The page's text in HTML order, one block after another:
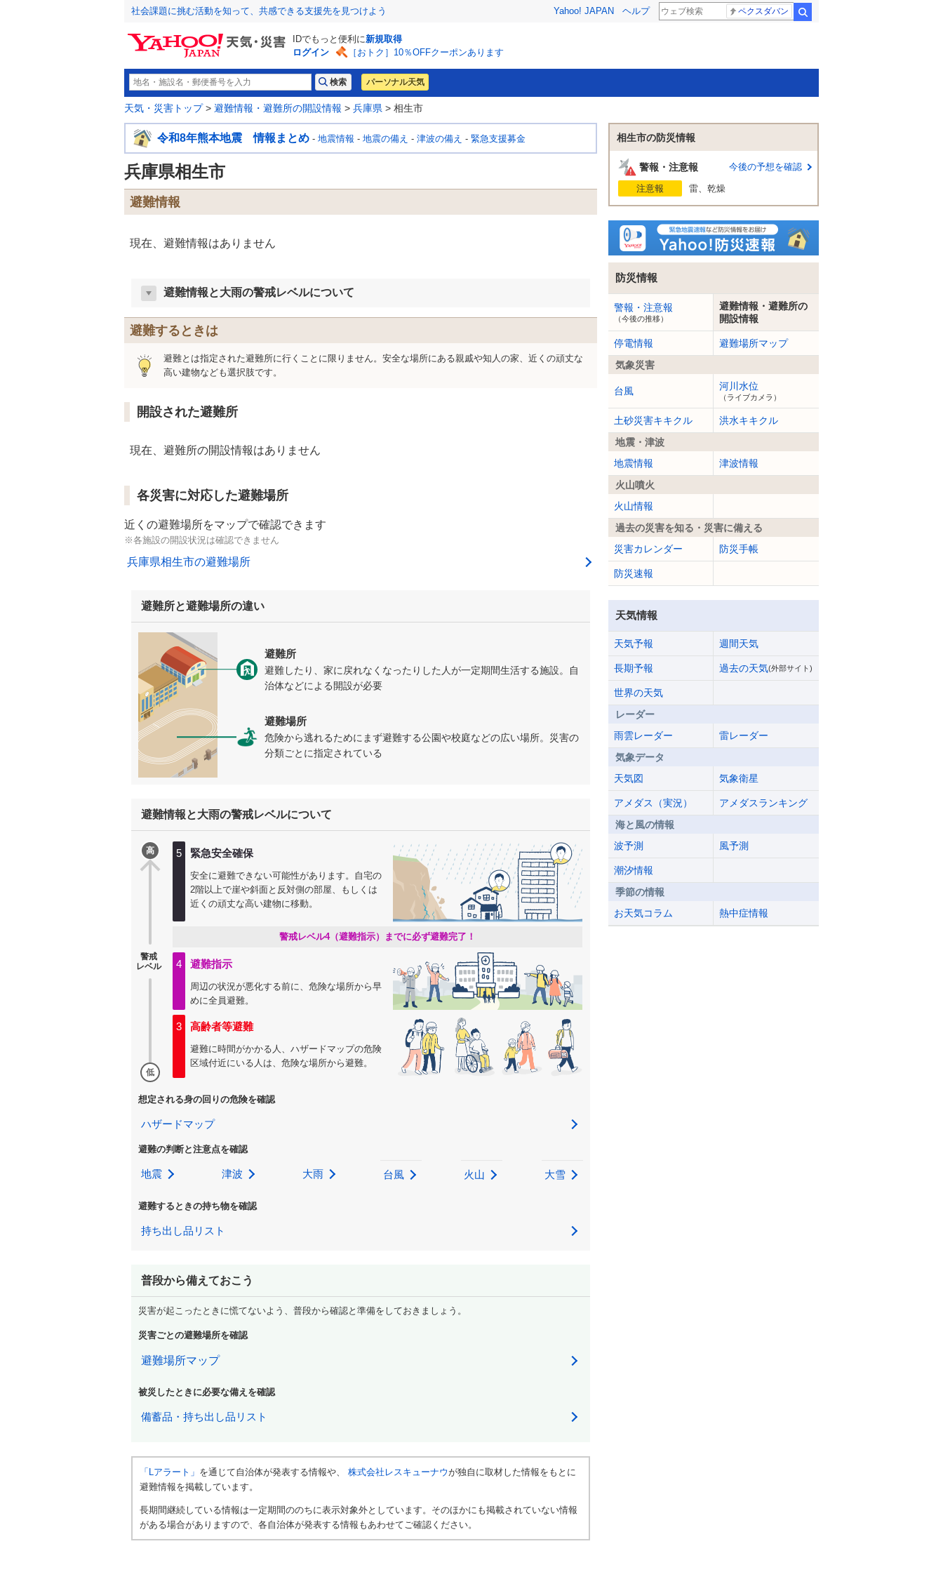
社会課題に挑む活動を知って、共感できる支援先を見つけよう Yahoo! JAPAN ヘルプ ペクスダバン
IDでもっと便利に新規取得
ログイン
［おトク］10％OFFクーポンあります
パーソナル天気
天気・災害トップ> 避難情報・避難所の開設情報 > 兵庫県 > 相生市
令和8年熊本地震 情報まとめ - 地震情報 - 地震の備え - 津波の備え - 緊急支援募金
兵庫県相生市
避難情報
現在、避難情報はありません
避難情報と大雨の警戒レベルについて
避難するときは
避難とは指定された避難所に行くことに限りません。安全な場所にある親戚や知人の家、近くの頑丈な
高い建物なども選択肢です。
開設された避難所
現在、避難所の開設情報はありません
各災害に対応した避難場所
近くの避難場所をマップで確認できます
※各施設の開設状況は確認できません
兵庫県相生市の避難場所
避難所と避難場所の違い
避難所
避難したり、家に戻れなくなったりした人が一定期間生活する施設。自
治体などによる開設が必要
避難場所
危険から逃れるためにまず避難する公園や校庭などの広い場所。災害の
分類ごとに指定されている
避難情報と大雨の警戒レベルについて
警戒
レベル
高 5 緊急安全確保
安全に避難できない可能性があります。自宅の
2階以上で崖や斜面と反対側の部屋、もしくは
近くの頑丈な高い建物に移動。
警戒レベル4（避難指示）までに必ず避難完了！
4 避難指示
周辺の状況が悪化する前に、危険な場所から早
めに全員避難。
低
3 高齢者等避難
避難に時間がかかる人、ハザードマップの危険
区域付近にいる人は、危険な場所から避難。
想定される身の回りの危険を確認
ハザードマップ
避難の判断と注意点を確認
地震 津波 大雨 台風 火山 大雪
避難するときの持ち物を確認
持ち出し品リスト
普段から備えておこう
災害が起こったときに慌てないよう、普段から確認と準備をしておきましょう。
災害ごとの避難場所を確認
避難場所マップ
被災したときに必要な備えを確認
備蓄品・持ち出し品リスト
「Lアラート」 を通じて自治体が発表する情報や、 株式会社レスキューナウが独自に取材した情報をもとに
避難情報を掲載しています。
長期間継続している情報は一定期間ののちに表示対象外としています。そのほかにも掲載されていない情報
がある場合がありますので、各自治体が発表する情報もあわせてご確認ください。
相生市の防災情報
警報・注意報 今後の予想を確認
注意報 雷、乾燥
防災情報
警報・注意報
（今後の推移）
避難情報・避難所の
開設情報
停電情報
避難場所マップ
気象災害
台風 河川水位
（ライブカメラ）
土砂災害キキクル
洪水キキクル
地震・津波
地震情報
津波情報
火山噴火
火山情報
過去の災害を知る・災害に備える
災害カレンダー
防災手帳
防災速報
天気情報
天気予報 週間天気
長期予報 過去の天気(外部サイト)
世界の天気
レーダー
雨雲レーダー
雷レーダー
気象データ
天気図
気象衛星
アメダス（実況）
アメダスランキング
海と風の情報
波予測
風予測
潮汐情報
季節の情報
お天気コラム
熱中症情報